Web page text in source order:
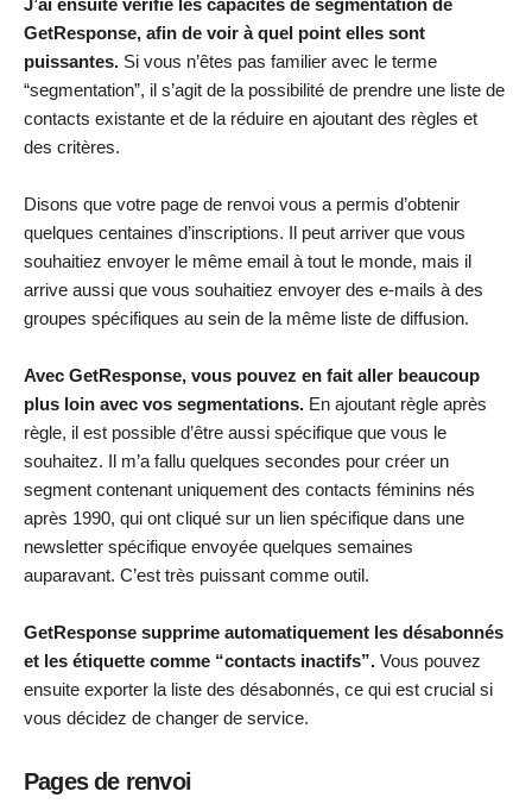
GetResponse, afin de voir à quel point elles sont
puissantes. Si vous n’êtes pas familier avec le terme
“segmentation”, il s’agit de la possibilité de prendre une liste de
contacts existante et de la réduire en ajoutant des règles et
des critères.
Disons que votre page de renvoi vous a permis d’obtenir
quelques centaines d’inscriptions. Il peut arriver que vous
souhaitiez envoyer le même email à tout le monde, mais il
arrive aussi que vous souhaitiez envoyer des e-mails à des
groupes spécifiques au sein de la même liste de diffusion.
Avec GetResponse, vous pouvez en fait aller beaucoup
plus loin avec vos segmentations. En ajoutant règle après
règle, il est possible d’être aussi spécifique que vous le
souhaitez. Il m’a fallu quelques secondes pour créer un
segment contenant uniquement des contacts féminins nés
après 1990, qui ont cliqué sur un lien spécifique dans une
newsletter spécifique envoyée quelques semaines
auparavant. C’est très puissant comme outil.
GetResponse supprime automatiquement les désabonnés
et les étiquette comme “contacts inactifs”. Vous pouvez
ensuite exporter la liste des désabonnés, ce qui est crucial si
vous décidez de changer de service.
Pages de renvoi